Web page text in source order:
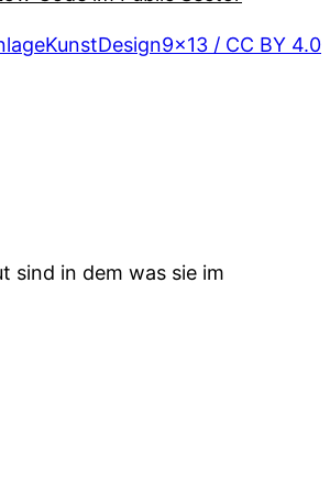
KunstDesign9×13 / CC BY 4.0
sind in dem was sie im